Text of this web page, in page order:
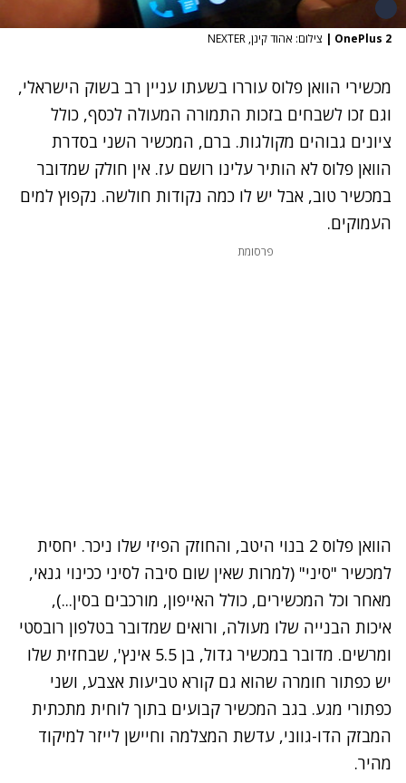
OnePlus 2
| צילום: אהוד קינן, NEXTER
מכשירי הוואן פלוס עוררו בשעתו עניין רב בשוק הישראלי,
וגם זכו לשבחים בזכות התמורה המעולה לכסף, כולל
ציונים גבוהים מקולגות. ברם, המכשיר השני בסדרת
הוואן פלוס לא הותיר עלינו רושם עז. אין חולק שמדובר
במכשיר טוב, אבל יש לו כמה נקודות חולשה. נקפוץ למים
העמוקים.
פרסומת
הוואן פלוס 2 בנוי היטב, והחוזק הפיזי שלו ניכר. יחסית
למכשיר "סיני" (למרות שאין שום סיבה לסיני ככינוי גנאי,
מאחר וכל המכשירים, כולל האייפון, מורכבים בסין...),
איכות הבנייה שלו מעולה, ורואים שמדובר בטלפון רובסטי
ומרשים. מדובר במכשיר גדול, בן 5.5 אינץ', שבחזית שלו
יש כפתור חומרה שהוא גם קורא טביעות אצבע, ושני
כפתורי מגע. בגב המכשיר קבועים בתוך לוחית מתכתית
המבזק הדו-גווני, עדשת המצלמה וחיישן לייזר למיקוד
מהיר.